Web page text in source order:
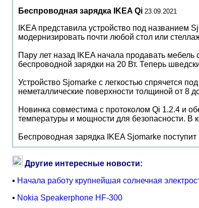
Беспроводная зарядка IKEA Qi 23.09.2021
IKEA представила устройство под названием
модернизировать почти любой стол или
Пару лет назад IKEA начала продавать
беспроводной зарядки на 20 Вт. Теперь
Устройство Sjomarke с легкостью спрячется
неметаллические поверхности толщиной от 8
Новинка совместима с протоколом Qi 1.2.4 и
температуры и мощности для безопасности. В
Беспроводная зарядка IKEA Sjomarke
Другие интересные новости:
▪ Начала работу крупнейшая солнечная
▪ Nokia Speakerphone HF-300